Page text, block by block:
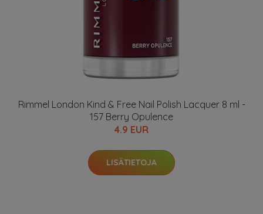
Rimmel London Kind & Free Nail Polish Lacquer 8 ml -
157 Berry Opulence
4.9 EUR
LISÄTIETOJA